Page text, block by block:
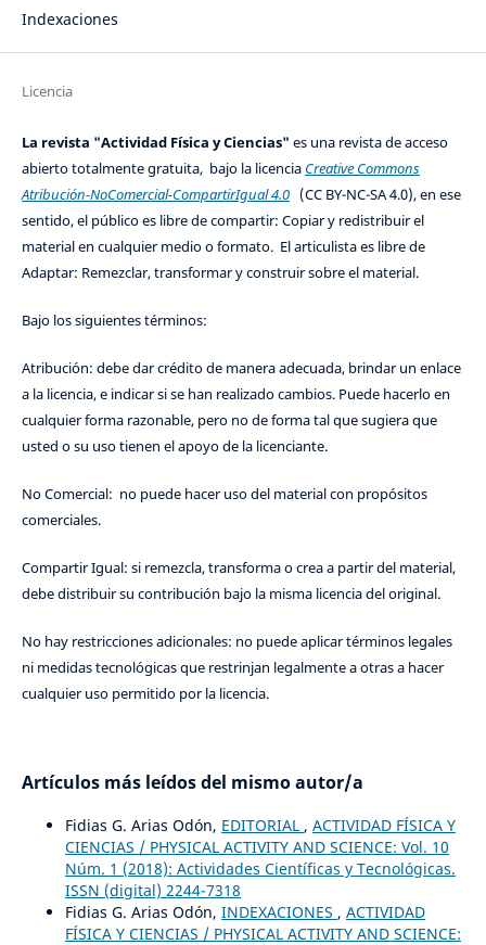
Indexaciones
Licencia
La revista "Actividad Física y Ciencias" es una revista de acceso
abierto totalmente gratuita, bajo la licencia Creative Commons
Atribución-NoComercial-CompartirIgual 4.0(CC BY-NC-SA 4.0), en ese
sentido, el público es libre de compartir: Copiar y redistribuir el
material en cualquier medio o formato. El articulista es libre de
Adaptar: Remezclar, transformar y construir sobre el material.
Bajo los siguientes términos:
Atribución: debe dar crédito de manera adecuada, brindar un enlace
a la licencia, e indicar si se han realizado cambios. Puede hacerlo en
cualquier forma razonable, pero no de forma tal que sugiera que
usted o su uso tienen el apoyo de la licenciante.
No Comercial: no puede hacer uso del material con propósitos
comerciales.
Compartir Igual: si remezcla, transforma o crea a partir del material,
debe distribuir su contribución bajo la misma licencia del original.
No hay restricciones adicionales: no puede aplicar términos legales
ni medidas tecnológicas que restrinjan legalmente a otras a hacer
cualquier uso permitido por la licencia.
Artículos más leídos del mismo autor/a
Fidias G. Arias Odón, EDITORIAL , ACTIVIDAD FÍSICA Y
CIENCIAS / PHYSICAL ACTIVITY AND SCIENCE: Vol. 10
Núm. 1 (2018): Actividades Científicas y Tecnológicas.
ISSN (digital) 2244-7318
Fidias G. Arias Odón, INDEXACIONES , ACTIVIDAD
FÍSICA Y CIENCIAS / PHYSICAL ACTIVITY AND SCIENCE: